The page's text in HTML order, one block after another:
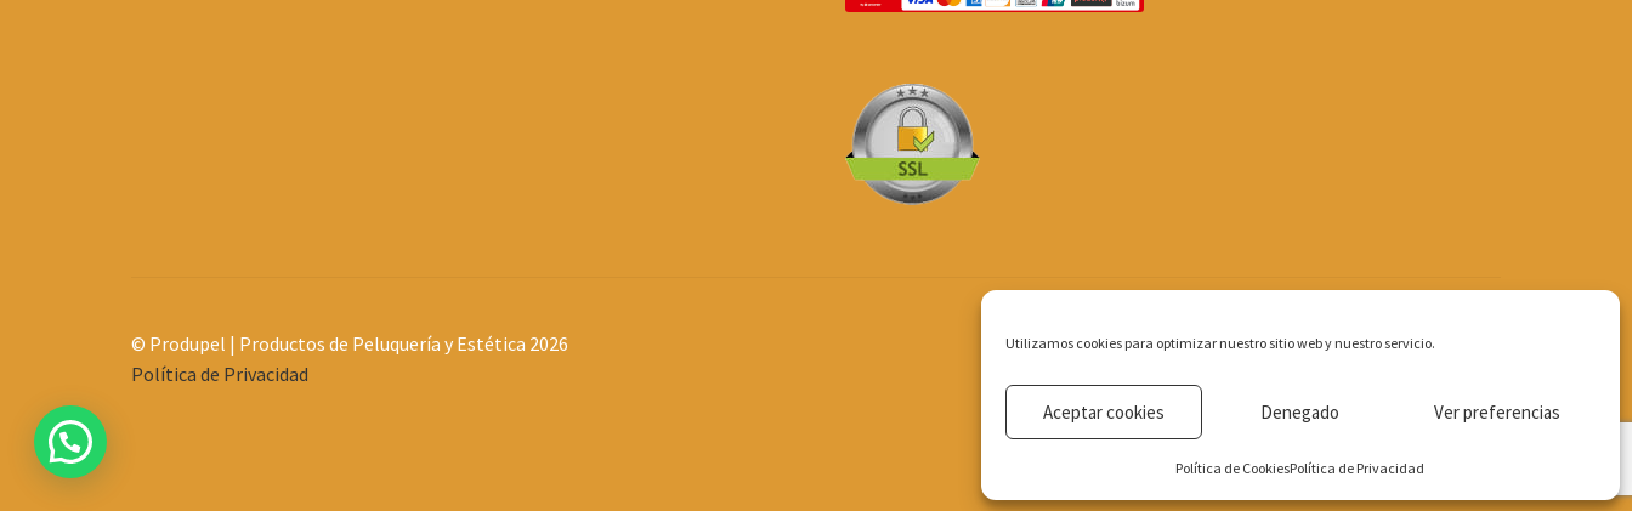
Utilizamos cookies para optimizar nuestro sitio web y nuestro servicio.
Aceptar cookies Denegado Ver preferencias
Política de CookiesPolítica de Privacidad
© Produpel | Productos de Peluquería y Estética 2026
Política de Privacidad